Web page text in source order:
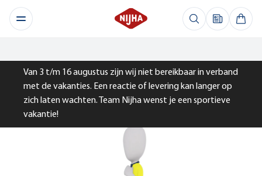
Van 3 t/m 16 augustus zijn wij niet bereikbaar in verband
met de vakanties. Een reactie of levering kan langer op
zich laten wachten. Team Nijha wenst je een sportieve
vakantie!